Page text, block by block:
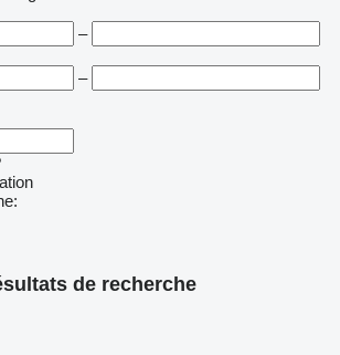
–
–
de recherche